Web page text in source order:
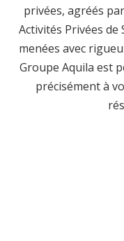
privées, agréés
Activités Privées
menées avec
Groupe Aquila est
précisément à